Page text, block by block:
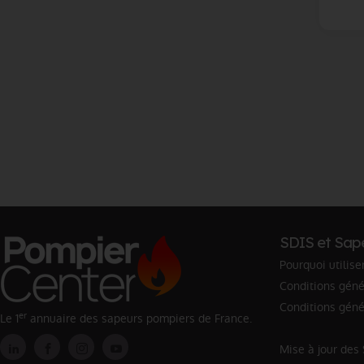
Le 1er annuaire des sapeurs pompiers de France.
SDIS et
Pourquoi
Conditions
Conditions
Mise à jour des